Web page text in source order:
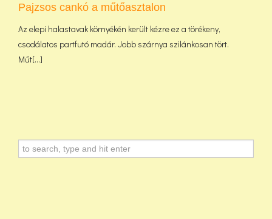
Pajzsos cankó a műtőasztalon
Az elepi halastavak környékén került kézre ez a törékeny,
csodálatos partfutó madár. Jobb szárnya szilánkosan tört.
Műt[...]